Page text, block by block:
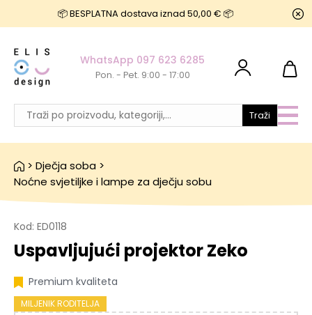
📦 BESPLATNA dostava iznad 50,00 € 📦
Traži
WhatsApp 097 623 6285
Pon. - Pet. 9:00 - 17:00
> Dječja soba >
Noćne svjetiljke i lampe za dječju sobu
Kod: ED0118
Uspavljujući projektor Zeko
Premium kvaliteta
MILJENIK RODITELJA